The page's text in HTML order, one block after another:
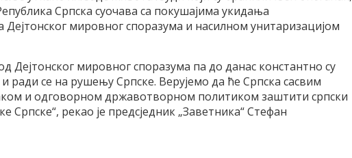
Српска суочава са покушајима укидања
мировног споразума и насилном унитаризацијом
Дејтонског мировног споразума па до данас константно су
ради се на рушењу Српске. Верујемо да ће Српска сасвим
и одговорном државотворном политиком заштити српски
Српске“, рекао је предсједник „Заветника“ Стефан